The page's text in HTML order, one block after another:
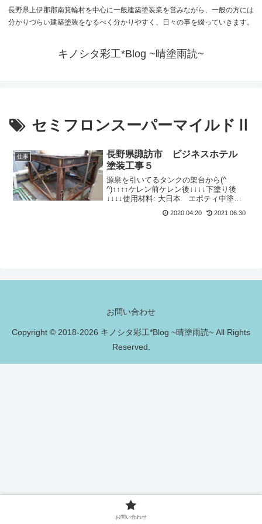
長野県上伊那郡南箕輪村を中心に一般建築塗装業を営みながら、一般の方には
分かりづらい建築塗装をなるべく分かりやすく、日々の事を綴っていきます。
キノシタ彩工*Blog ~晴塗雨読~
セミフロンスーパーマイルドⅡ
仕事
長野県諏訪市 ビジネスホテル
塗装工事５
源泉を引いてるタンクの架台から(^
^)↑↑↑↑ケレン前ケレン後↓↓↓↓下塗り後
↓↓↓↓使用材料: 大日本 エポティ中塗り
後↓↓↓↓使用材料 KFケミカル 弱溶剤２
液フッ素セミフロンスーパーマイルド
2020.04.20 2021.06.30
お問い合わせ
Copyright © 2018-2026 キノシタ彩工*Blog ~晴塗雨読~ All Rights
Reserved.
お問い合わせ